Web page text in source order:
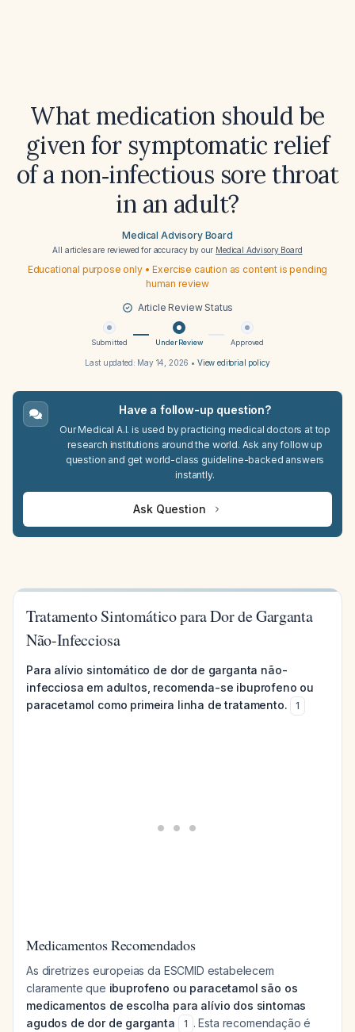
What medication should be
given for symptomatic relief
of a non‑infectious sore throat
in an adult?
Medical Advisory Board
All articles are reviewed for accuracy by our Medical Advisory Board
Educational purpose only • Exercise caution as content is pending
human review
Article Review Status
Submitted Under Review Approved
Last updated: May 14, 2026 • View editorial policy
Have a follow-up question?
Our Medical A.I. is used by practicing medical doctors at top
research institutions around the world. Ask any follow up
question and get world-class guideline-backed answers
instantly.
Ask Question
Tratamento Sintomático para Dor de Garganta
Não-Infecciosa
Para alívio sintomático de dor de garganta não-
infecciosa em adultos, recomenda-se ibuprofeno ou
paracetamol como primeira linha de tratamento.
1
Medicamentos Recomendados
As diretrizes europeias da ESCMID estabelecem
claramente que ibuprofeno ou paracetamol são os
medicamentos de escolha para alívio dos sintomas
agudos de dor de garganta
1 . Esta recomendação é